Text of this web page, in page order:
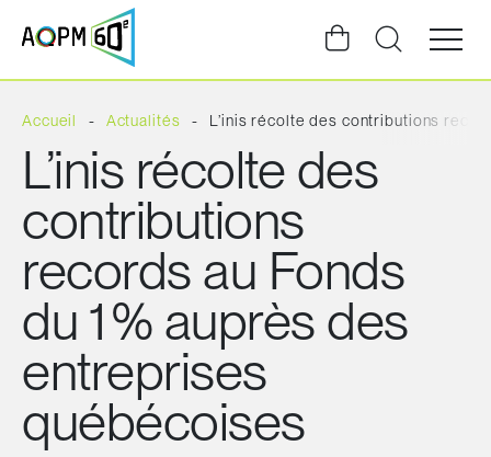
Ouvrir
la
du
Accueil Actualités L’inis récolte des contributions
L’inis récolte des
contributions
records au Fonds
du 1 % auprès des
entreprises
québécoises